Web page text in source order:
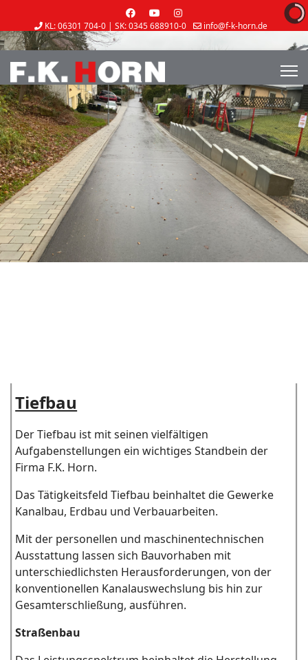
KL: 06301 704-0 | SK: 0345 688910-0
info@f-k-horn.de
Mo-Do 7:00-12:00 / 12:45-17:00 | Fr 7:00-12:00 / 12:30-15:00
Tiefbau
Der Tiefbau ist mit seinen vielfältigen
Aufgabenstellungen ein wichtiges Standbein der
Firma F.K. Horn.
Das Tätigkeitsfeld Tiefbau beinhaltet die Gewerke
Kanalbau, Erdbau und Verbauarbeiten.
Mit der personellen und maschinentechnischen
Ausstattung lassen sich Bauvorhaben mit
unterschiedlichsten Herausforderungen, von der
konventionellen Kanalauswechslung bis hin zur
Gesamterschließung, ausführen.
Straßenbau